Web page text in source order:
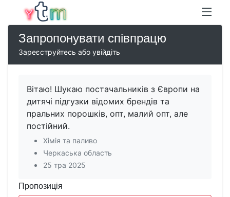
Запропонувати співпрацю
Зареєструйтесь або увійдіть
Вітаю! Шукаю постачальників з Європи на
дитячі підгузки відомих брендів та
пральних порошків, опт, малий опт, але
постійний.
Хімія та паливо
Черкаська область
25 тра 2025
Пропозиція